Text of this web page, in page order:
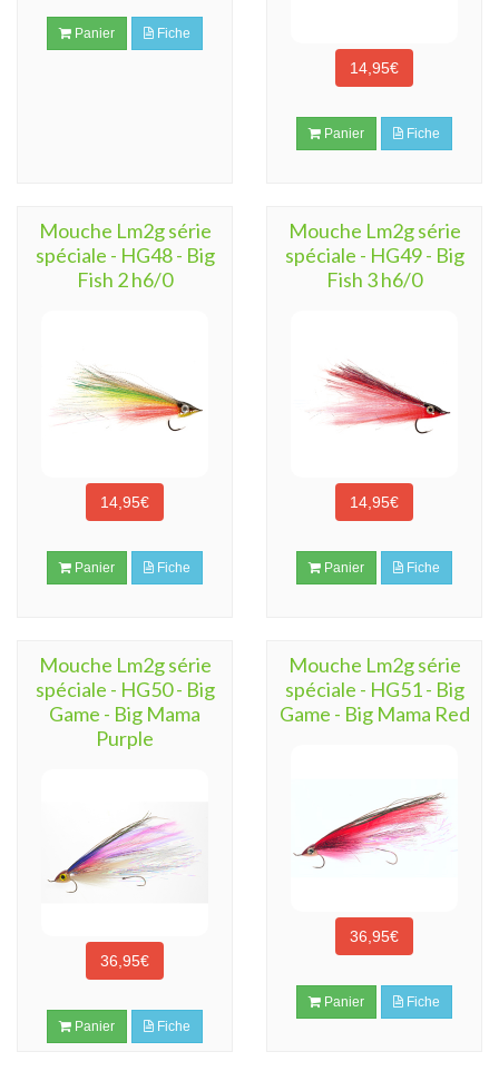
Panier Fiche
14,95€
Panier Fiche
Mouche Lm2g série
spéciale - HG48 - Big
Fish 2 h6/0
14,95€
Panier Fiche
Mouche Lm2g série
spéciale - HG49 - Big
Fish 3 h6/0
14,95€
Panier Fiche
Mouche Lm2g série
spéciale - HG50 - Big
Game - Big Mama
Purple
36,95€
Panier Fiche
Mouche Lm2g série
spéciale - HG51 - Big
Game - Big Mama Red
36,95€
Panier Fiche